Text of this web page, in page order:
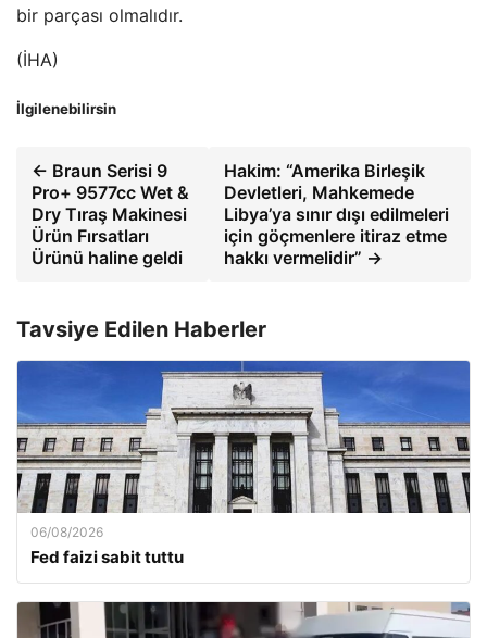
bir parçası olmalıdır.
(İHA)
İlgilenebilirsin
← Braun Serisi 9
Pro+ 9577cc Wet &
Dry Tıraş Makinesi
Ürün Fırsatları
Ürünü haline geldi
Hakim: “Amerika Birleşik
Devletleri, Mahkemede
Libya’ya sınır dışı edilmeleri
için göçmenlere itiraz etme
hakkı vermelidir” →
Tavsiye Edilen Haberler
06/08/2026
Fed faizi sabit tuttu